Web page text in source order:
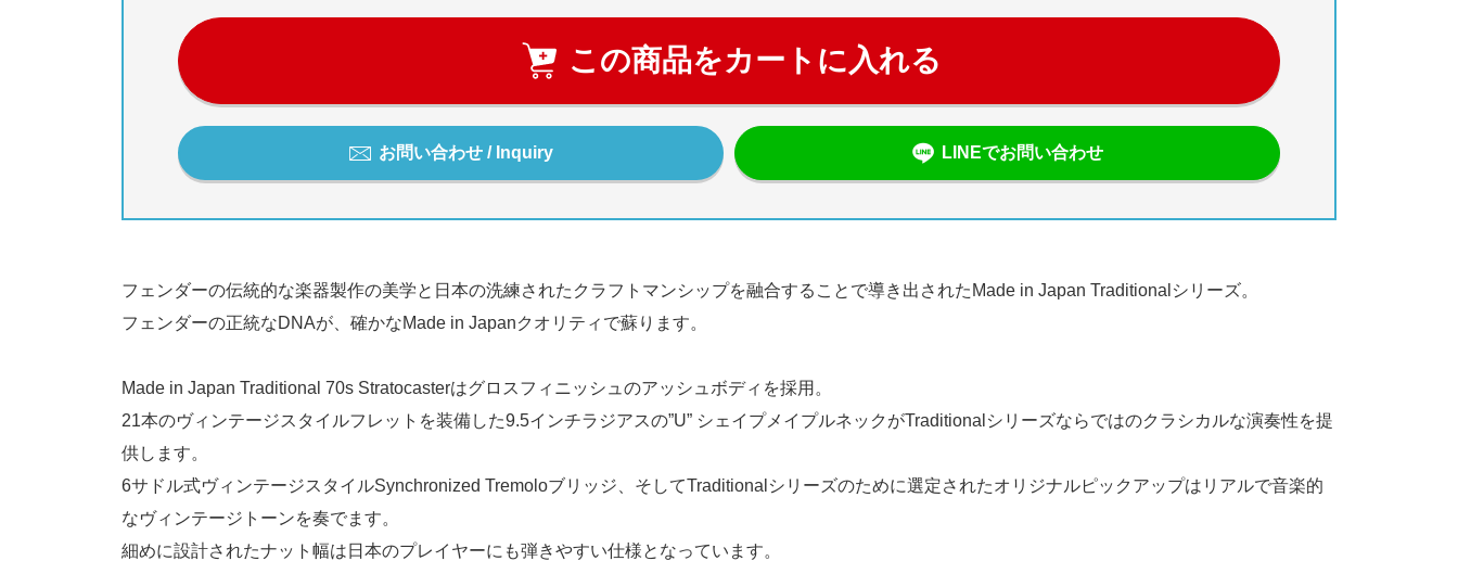
この商品をカートに入れる
お問い合わせ / Inquiry LINEでお問い合わせ
フェンダーの伝統的な楽器製作の美学と日本の洗練されたクラフトマンシップを融合することで導き出されたMade in Japan Traditionalシリーズ。
フェンダーの正統なDNAが、確かなMade in Japanクオリティで蘇ります。
Made in Japan Traditional 70s Stratocasterはグロスフィニッシュのアッシュボディを採用。
21本のヴィンテージスタイルフレットを装備した9.5インチラジアスの”U” シェイプメイプルネックがTraditionalシリーズならではのクラシカルな演奏性を提
供します。
6サドル式ヴィンテージスタイルSynchronized Tremoloブリッジ、そしてTraditionalシリーズのために選定されたオリジナルピックアップはリアルで音楽的
なヴィンテージトーンを奏でます。
細めに設計されたナット幅は日本のプレイヤーにも弾きやすい仕様となっています。